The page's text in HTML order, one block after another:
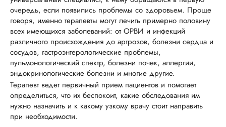
очередь, если появились проблемы со здоровьем. Проще
говоря, именно терапевты могут лечить примерно половину
всех имеющихся заболеваний: от ОРВИ и инфекций
различного происхождения до артрозов, болезни сердца и
сосудов, гастроэнтерологические проблемы,
пульмонологический спектр, болезни почек, аллергии,
эндокринологические болезни и многие другие.
Терапевт ведет первичный прием пациентов и помогает
определиться, что их беспокоит, какие обследования им
нужно назначить и к какому узкому врачу стоит направить
при необходимости.